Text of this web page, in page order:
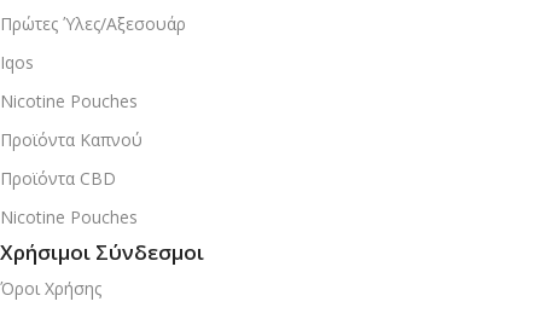
Πρώτες Ύλες/Αξεσουάρ
Iqos
Nicotine Pouches
Προϊόντα Καπνού
Προϊόντα CBD
Nicotine Pouches
Χρήσιμοι Σύνδεσμοι
Όροι Χρήσης